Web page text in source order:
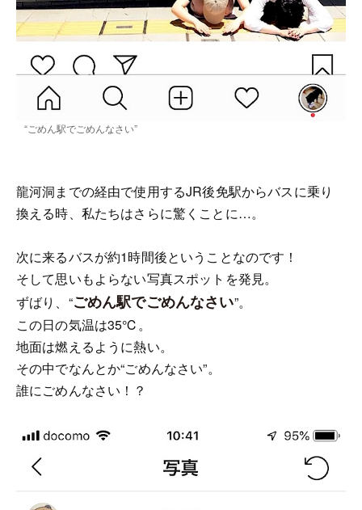
“ごめん駅でごめんなさい”
龍河洞までの経由で使用するJR後免駅からバスに乗り
換える時、私たちはさらに驚くことに…。
次に来るバスが約1時間後ということなのです！
そして思いもよらない写真スポットを発見。
ずばり、“ごめん駅でごめんなさい”。
この日の気温は35℃。
地面は燃えるように熱い。
その中でなんとか“ごめんなさい”。
誰にごめんなさい！？